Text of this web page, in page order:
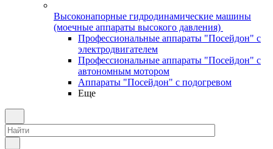
Высоконапорные гидродинамические машины
(моечные аппараты высокого давления)
Профессиональные аппараты "Посейдон" с
электродвигателем
Профессиональные аппараты "Посейдон" с
автономным мотором
Аппараты "Посейдон" с подогревом
Еще